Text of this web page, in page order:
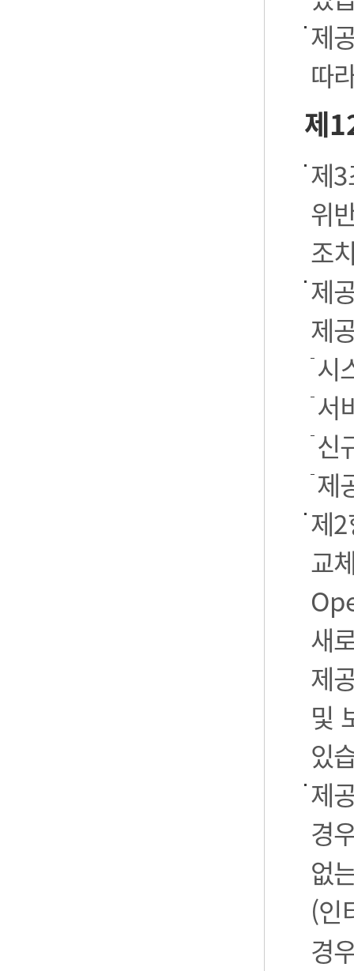
제
따
제
제
위
조
제
제
시
서
신
제
제
교
새
제
및
있
제
경
없
(인
경